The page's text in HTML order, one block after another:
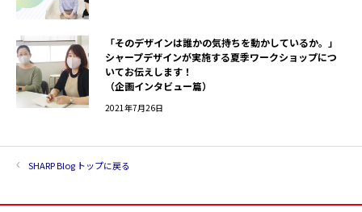
「そのデザインは誰かの気持ちを動かしているか。」
シャープデザインが実施する夏季ワークショップにつ
いてお伝えします！
（企画インタビュー篇）
2021年7月26日
SHARP Blog トップに戻る